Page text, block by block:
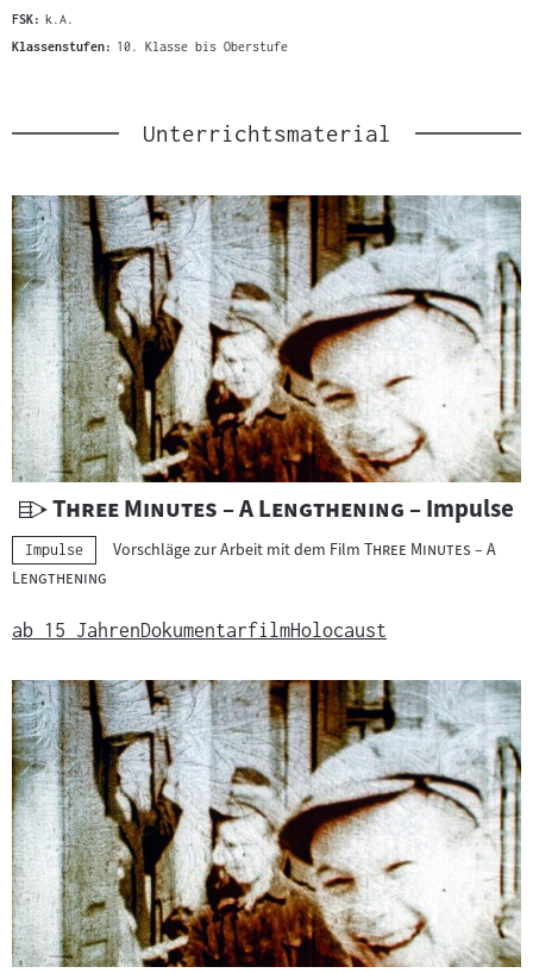
FSK: k.A.
Klassenstufen: 10. Klasse bis Oberstufe
Unterrichtsmaterial
U
n
t
r
i
c
h
t
s
m
a
t
e
r
"
Three Minutes – A Lengthening "
– Impulse
Kategorie:
Impulse Vorschläge zur Arbeit mit dem Film "
Three Minutes – A
Lengthening
ab 15 JahrenDokumentarfilmHolocaust